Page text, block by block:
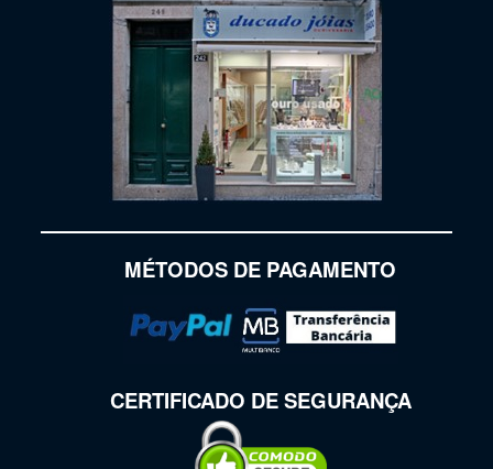
MÉTODOS DE PAGAMENTO
CERTIFICADO DE SEGURANÇA